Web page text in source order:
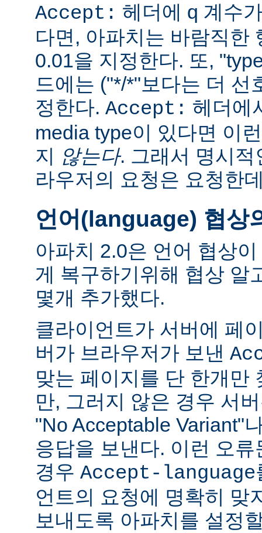
Accept: 헤더에 q 계수
다면, 아파치는 바람직한
0.01을 지정한다. 또,
드에는 ("*/*"보다는 더 선
정한다. Accept: 헤더에
media type이 있다면 이
지
않는다. 그래서 명시
라우저의 요청은 요청한
언어(language) 협상
아파치 2.0은 언어 협상
게 복구하기위해 협상 알
몇개 추가했다.
클라이언트가 서버에 페
버가 브라우저가 보낸
맞는 페이지를 단 한개만
만, 그러지 않은 경우 서
"No Acceptable Variant"
응답을 보낸다. 이런 오
경우 Accept-language
언트의 요청에 명확히 맞
보내도록 아파치를 설정